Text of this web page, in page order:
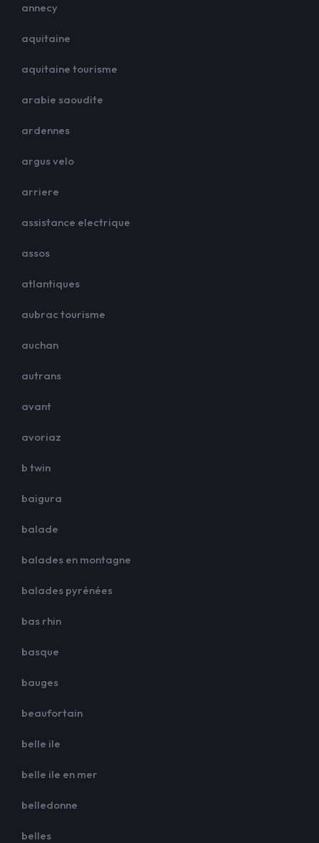
annecy
aquitaine
aquitaine tourisme
arabie saoudite
ardennes
argus velo
arriere
assistance electrique
assos
atlantiques
aubrac tourisme
auchan
autrans
avant
avoriaz
b twin
baigura
balade
balades en montagne
balades pyrénées
bas rhin
basque
bauges
beaufortain
belle ile
belle ile en mer
belledonne
belles